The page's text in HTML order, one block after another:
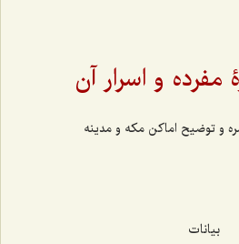
مفرده و اسرار آن
و توضیح اماکن مکه و مدینه
بیانات